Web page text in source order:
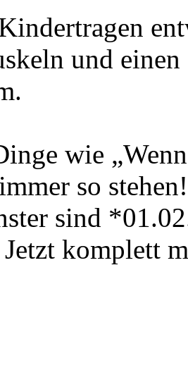
und
wie
so
sind
komplett